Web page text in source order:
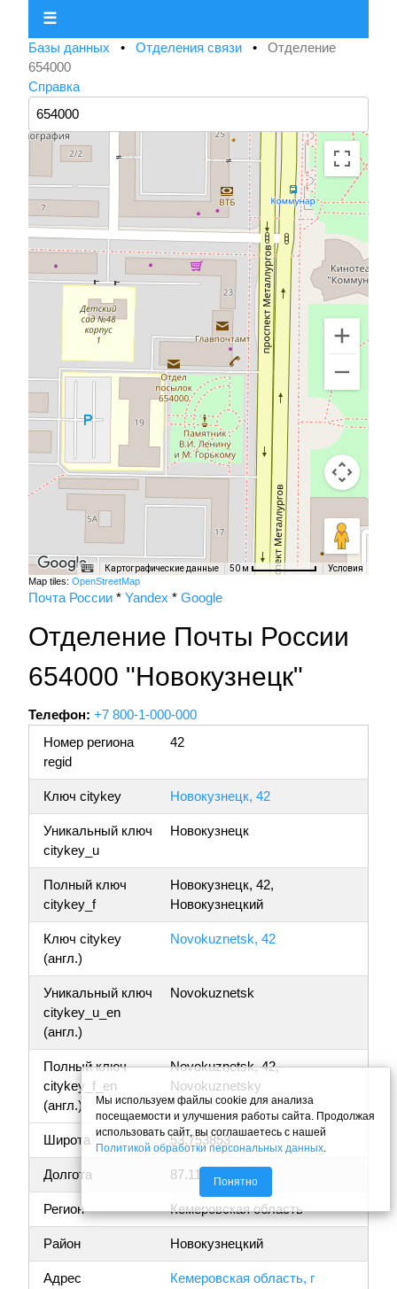
☰
Базы данных • Отделения связи • Отделение
654000
Справка
Картографические данные 50 м Условия
Map tiles: OpenStreetMap
Почта России * Yandex * Google
Отделение Почты России
654000 "Новокузнецк"
Телефон: +7 800-1-000-000
Номер региона
regid
42
Ключ citykey Новокузнецк, 42
Уникальный ключ
citykey_u
Новокузнецк
Полный ключ
citykey_f
Новокузнецк, 42,
Новокузнецкий
Ключ citykey
(англ.)
Novokuznetsk, 42
Уникальный ключ
citykey_u_en
(англ.)
Novokuznetsk
Полный ключ
citykey_f_en
(англ.)
Novokuznetsk, 42,
Novokuznetsky
Широта 53.753853
Долгота 87.117332
Регион Кемеровская область
Район Новокузнецкий
Адрес
Кемеровская область, г
Мы используем файлы cookie для анализа
посещаемости и улучшения работы сайта. Продолжая
использовать сайт, вы соглашаетесь с нашей
Политикой обработки персональных данных
Понятно